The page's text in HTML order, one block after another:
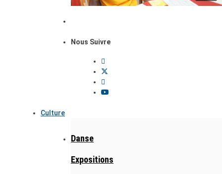
Nous Suivre
Culture
Danse
Expositions